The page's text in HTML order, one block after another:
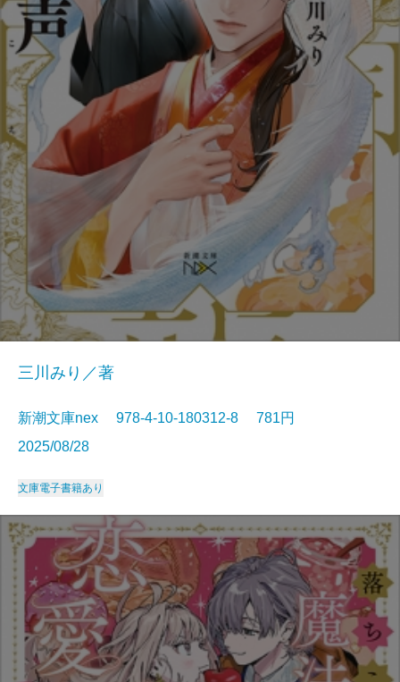
三川みり／著
新潮文庫nex 978-4-10-180312-8 781円
2025/08/28
文庫電子書籍あり